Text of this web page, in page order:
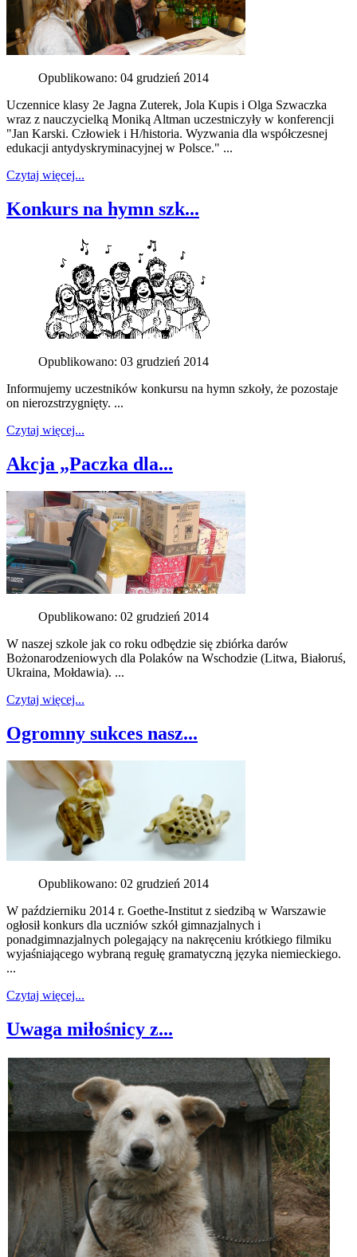
Opublikowano: 04 grudzień 2014
Uczennice klasy 2e Jagna Zuterek, Jola Kupis i Olga Szwaczka
wraz z nauczycielką Moniką Altman uczestniczyły w konferencji
"Jan Karski. Człowiek i H/historia. Wyzwania dla współczesnej
edukacji antydyskryminacyjnej w Polsce." ...
Czytaj więcej...
Konkurs na hymn szk...
Opublikowano: 03 grudzień 2014
Informujemy uczestników konkursu na hymn szkoły, że pozostaje
on nierozstrzygnięty. ...
Czytaj więcej...
Akcja „Paczka dla...
Opublikowano: 02 grudzień 2014
W naszej szkole jak co roku odbędzie się zbiórka darów
Bożonarodzeniowych dla Polaków na Wschodzie (Litwa, Białoruś,
Ukraina, Mołdawia). ...
Czytaj więcej...
Ogromny sukces nasz...
Opublikowano: 02 grudzień 2014
W październiku 2014 r. Goethe-Institut z siedzibą w Warszawie
ogłosił konkurs dla uczniów szkół gimnazjalnych i
ponadgimnazjalnych polegający na nakręceniu krótkiego filmiku
wyjaśniającego wybraną regułę gramatyczną języka niemieckiego.
...
Czytaj więcej...
Uwaga miłośnicy z...